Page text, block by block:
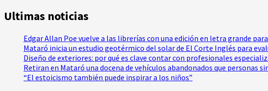
Barcelona,
dispondrá
de
una
expedición
más
por
la
de
cartell
de
Les
Santes
de
entradas
Ultimas noticias
Edgar Allan Poe vuelve a las librerías con una edición en letra grande
Mataró inicia un estudio geotérmico del solar de El Corte Inglés para
Diseño de exteriores: por qué es clave contar con profesionales
Retiran en Mataró una docena de vehículos abandonados que personas
“El estoicismo también puede inspirar a los niños”